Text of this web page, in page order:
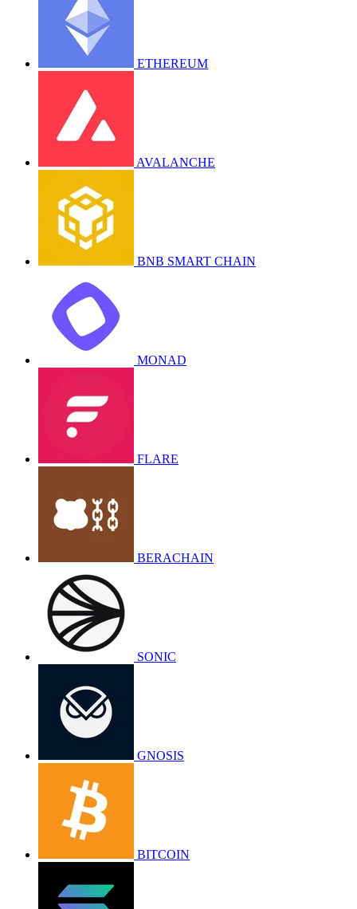
ETHEREUM
AVALANCHE
BNB SMART CHAIN
MONAD
FLARE
BERACHAIN
SONIC
GNOSIS
BITCOIN